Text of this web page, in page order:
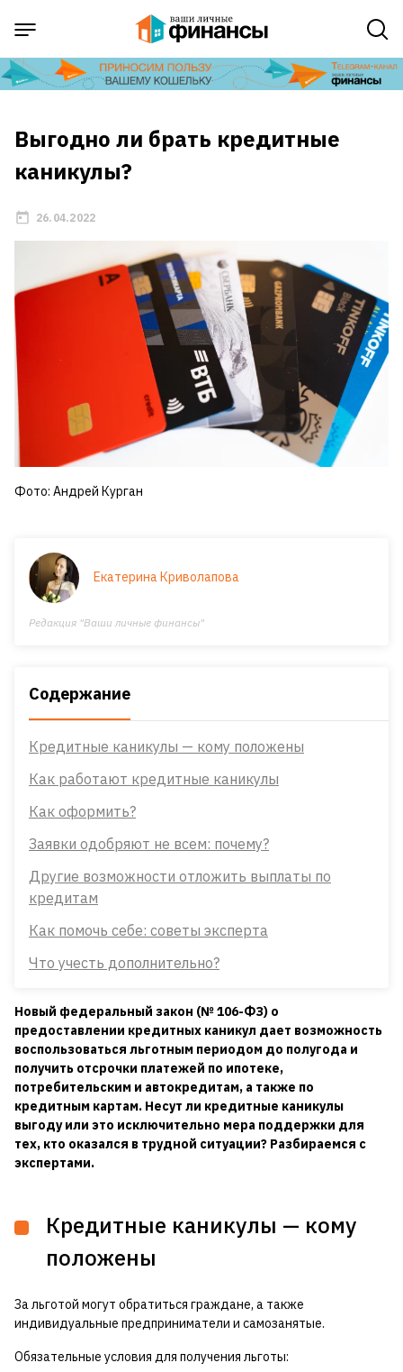
Выгодно ли брать кредитные
каникулы?
26.04.2022
Фото: Андрей Курган
Екатерина Криволапова
Редакция "Ваши личные финансы"
Содержание
Кредитные каникулы — кому положены
Как работают кредитные каникулы
Как оформить?
Заявки одобряют не всем: почему?
Другие возможности отложить выплаты по
кредитам
Как помочь себе: советы эксперта
Что учесть дополнительно?
Новый федеральный закон (№ 106-ФЗ) о
предоставлении кредитных каникул дает возможность
воспользоваться льготным периодом до полугода и
получить отсрочки платежей по ипотеке,
потребительским и автокредитам, а также по
кредитным картам. Несут ли кредитные каникулы
выгоду или это исключительно мера поддержки для
тех, кто оказался в трудной ситуации? Разбираемся с
экспертами.
Кредитные каникулы — кому
положены
За льготой могут обратиться граждане, а также
индивидуальные предприниматели и самозанятые.
Обязательные условия для получения льготы: